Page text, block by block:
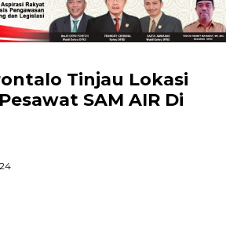
Tinjau Lokasi
SAM AIR Di